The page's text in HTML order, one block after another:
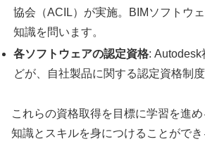
協会（ACIL）が実施。BIMソフトウ
知識を問います。
各ソフトウェアの認定資格: Autodesk
どが、自社製品に関する認定資格制
これらの資格取得を目標に学習を進
知識とスキルを身につけることができ